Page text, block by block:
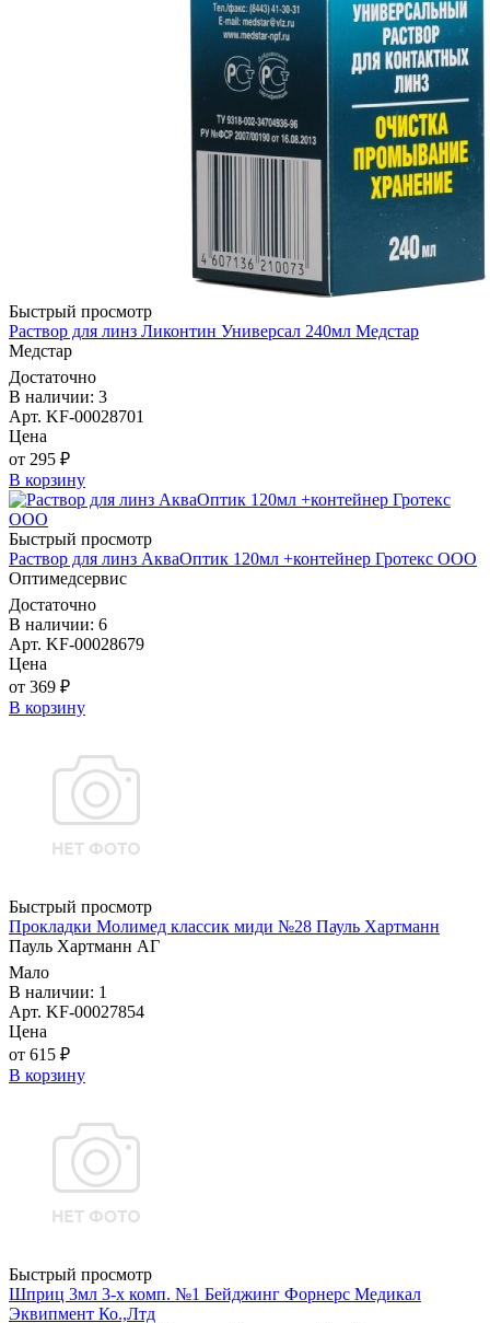
Быстрый просмотр
Раствор для линз Ликонтин Универсал 240мл Медстар
Медстар
Достаточно
В наличии: 3
Арт. KF-00028701
Цена
от 295 ₽
В корзину
Быстрый просмотр
Раствор для линз АкваОптик 120мл +контейнер Гротекс ООО
Оптимедсервис
Достаточно
В наличии: 6
Арт. KF-00028679
Цена
от 369 ₽
В корзину
Быстрый просмотр
Прокладки Молимед классик миди №28 Пауль Хартманн
Пауль Хартманн AГ
Мало
В наличии: 1
Арт. KF-00027854
Цена
от 615 ₽
В корзину
Быстрый просмотр
Шприц 3мл 3-х комп. №1 Бейджинг Форнерс Медикал
Эквипмент Ко.,Лтд